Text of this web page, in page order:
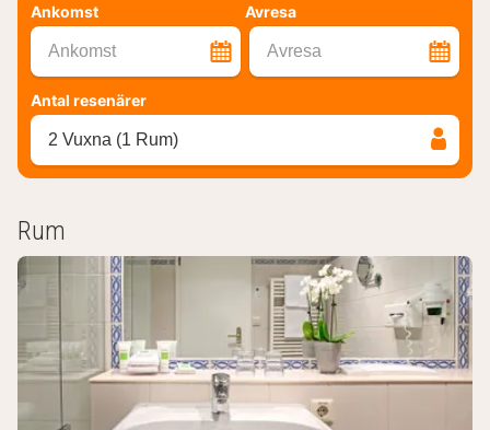
Ankomst Avresa
Ankomst Avresa
Antal resenärer
2 Vuxna (1 Rum)
Rum